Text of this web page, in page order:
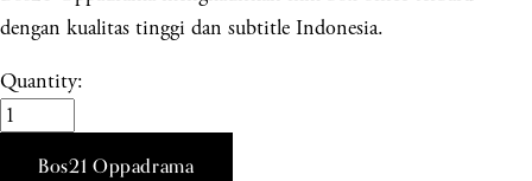
dengan kualitas tinggi dan subtitle Indonesia.
Quantity:
Bos21 Oppadrama